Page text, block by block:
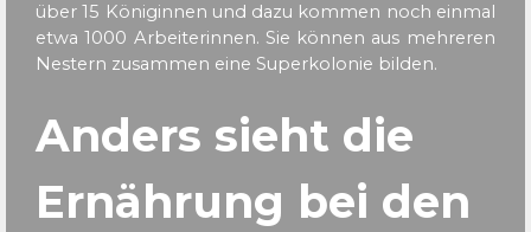
über 15 Königinnen und dazu kommen noch einmal
etwa 1000 Arbeiterinnen. Sie können aus mehreren
Nestern zusammen eine Superkolonie bilden.
Anders sieht die
Ernährung bei den